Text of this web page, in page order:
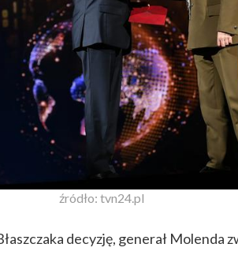
źródło: tvn24.pl
decyzję, generał Molenda